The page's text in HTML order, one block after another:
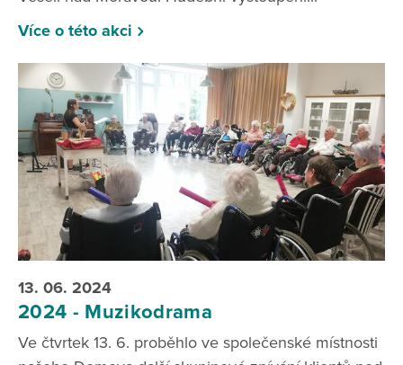
Více o této akci
13. 06. 2024
2024 - Muzikodrama
Ve čtvrtek 13. 6. proběhlo ve společenské místnosti